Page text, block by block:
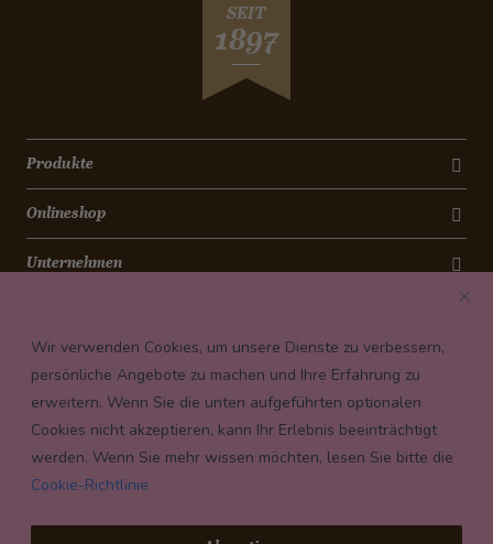
SEIT
1897
Produkte
Onlineshop
Unternehmen
Payment conditions
Wir verwenden Cookies, um unsere Dienste zu verbessern,
persönliche Angebote zu machen und Ihre Erfahrung zu
erweitern. Wenn Sie die unten aufgeführten optionalen
Cookies nicht akzeptieren, kann Ihr Erlebnis beeinträchtigt
werden. Wenn Sie mehr wissen möchten, lesen Sie bitte die
Cookie-Richtlinie